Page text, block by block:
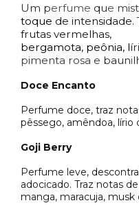
Um perfume que
toque de intensidade.
frutas vermelhas,
bergamota, peônia, l
pimenta rosa e bauni
Doce Encanto
Perfume doce, traz
pêssego, amêndoa, lírio
Goji Berry
Perfume leve,
adocicado. Traz notas
manga, maracuja, musk